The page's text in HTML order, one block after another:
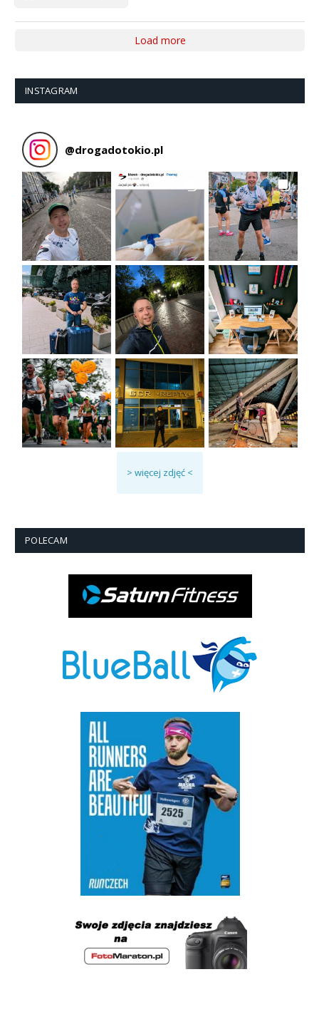
Load more
INSTAGRAM
@drogadotokio.pl
> więcej zdjęć <
POLECAM